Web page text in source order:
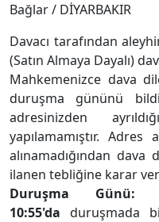
Bağlar / DİYARBAKIR
Davacı tarafından
(Satın Almaya Dayalı)
Mahkemenizce dava
duruşma gününü
adresinizden
yapılamamıştır.
alınamadığından
ilanen tebliğine karar
Duruşma Günü:
10:55'daduruşmada